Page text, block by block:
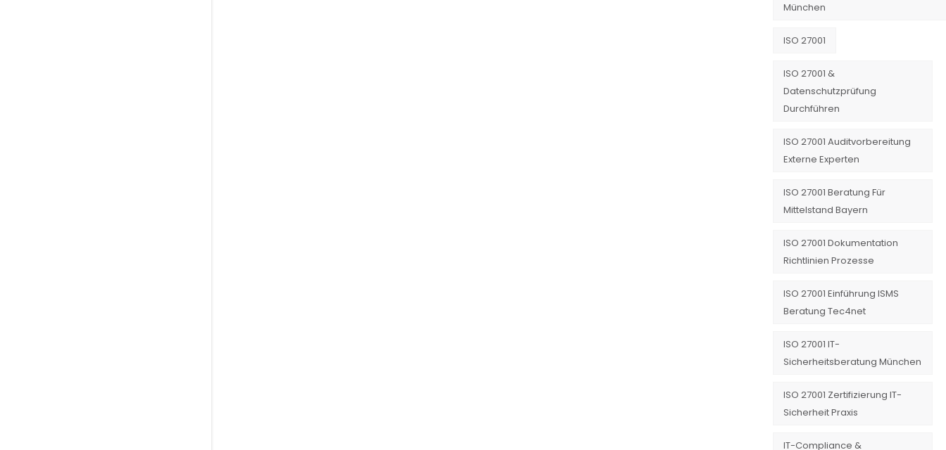
München
ISO 27001
ISO 27001 &
Datenschutzprüfung
Durchführen
ISO 27001 Auditvorbereitung
Externe Experten
ISO 27001 Beratung Für
Mittelstand Bayern
ISO 27001 Dokumentation
Richtlinien Prozesse
ISO 27001 Einführung ISMS
Beratung Tec4net
ISO 27001 IT-
Sicherheitsberatung München
ISO 27001 Zertifizierung IT-
Sicherheit Praxis
IT-Compliance &